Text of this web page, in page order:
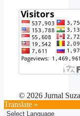
© 2026 Jurnal
Translate »